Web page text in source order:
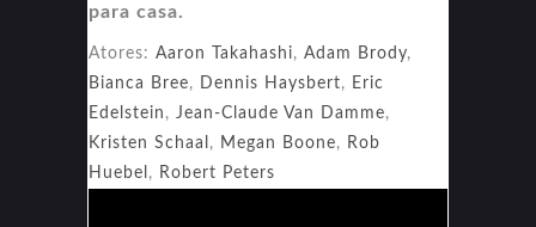
para casa.
Atores: Aaron Takahashi, Adam Brody,
Bianca Bree, Dennis Haysbert, Eric
Edelstein , Jean-Claude Van Damme,
Kristen Schaal , Megan Boone, Rob
Huebel , Robert Peters